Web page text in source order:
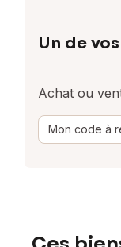
Un de
Achat ou
Mon code à